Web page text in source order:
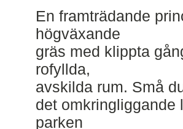
En framträdande
högväxande
gräs med klippta
rofyllda,
avskilda rum. Små
det omkringliggande
parken